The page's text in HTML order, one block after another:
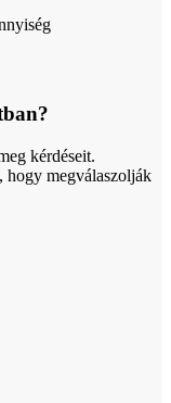
kérdéseit.
hogy megválaszolják